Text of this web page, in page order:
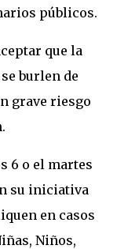
públicos.
que la
burlen de
grave riesgo
6 o el martes
su iniciativa
en casos
Niños,